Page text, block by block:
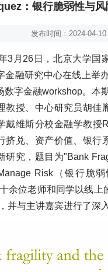
：银行脆弱性与
发布时间：2024-04-10
3月26日，北京大学国
金融研究中心在线上举
数字金融workshop。本
教授、中心研究员胡佳
戴维斯分校金融学教授
挤兑、资产价值、银行
研究，题目为"Bank
Risk（银行脆
余位老师和同学以线上
并与主讲嘉宾进行了深